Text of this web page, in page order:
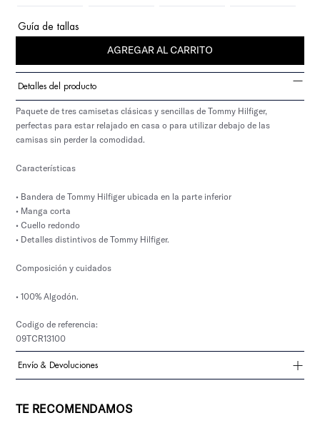
Guía de tallas
AGREGAR AL CARRITO
Detalles del producto
Paquete de tres camisetas clásicas y sencillas de Tommy Hilfiger,
perfectas para estar relajado en casa o para utilizar debajo de las
camisas sin perder la comodidad.
Características
• Bandera de Tommy Hilfiger ubicada en la parte inferior
• Manga corta
• Cuello redondo
• Detalles distintivos de Tommy Hilfiger.
Composición y cuidados
• 100% Algodón.
Codigo de referencia:
09TCR13100
Envío & Devoluciones
TE RECOMENDAMOS